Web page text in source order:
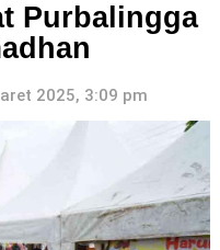
Purbalingga
2025, 3:09 pm